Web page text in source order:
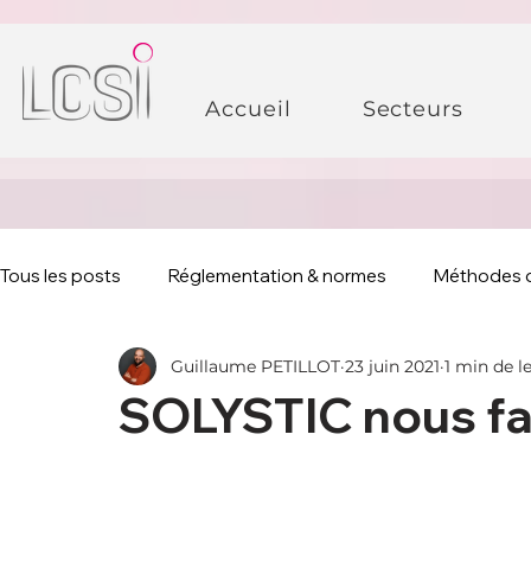
Accueil Secteurs
Tous les posts Réglementation & normes Méthodes
SOLYSTIC nous
Guillaume PETILLOT 23 juin 2021 1 min de